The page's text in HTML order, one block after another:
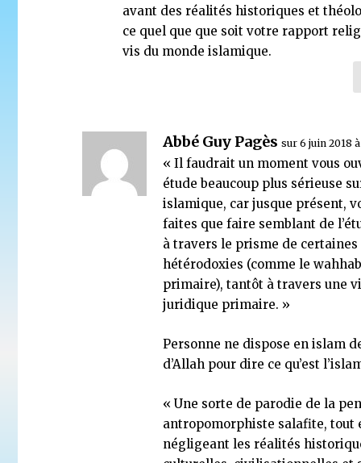
avant des réalités historiques et
ce quel que que soit votre rapport
vis du monde islamique.
Abbé Guy Pagès sur 6 juin 2018
« Il faudrait un moment vous
étude beaucoup plus sérieuse
islamique, car jusque présent,
faites que faire semblant de
à travers le prisme de certaines
hétérodoxies (comme le
primaire), tantôt à travers une
juridique primaire. »
Personne ne dispose en islam
d’Allah pour dire ce qu’est
« Une sorte de parodie de la
antropomorphiste salafite, tout
négligeant les réalités